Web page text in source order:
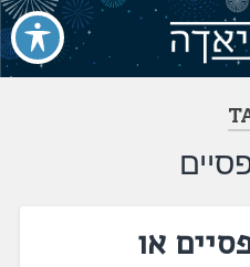
או